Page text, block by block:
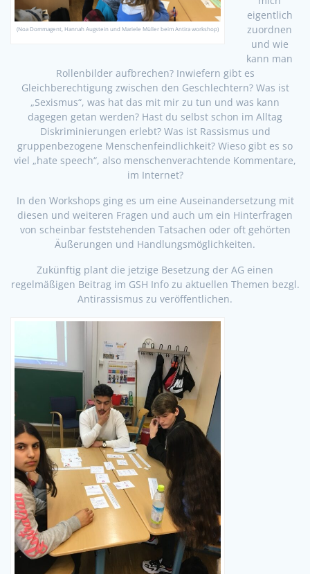
(Noa Dommagent, Hannah Augstein und Mariele Müller beim Antira workshop)
eigentlich
zuordnen
und wie
kann man
Rollenbilder aufbrechen? Inwiefern gibt es
Gleichberechtigung zwischen den Geschlechtern? Was ist
„Sexismus“, was hat das mit mir zu tun und was kann
dagegen getan werden? Hast du selbst schon im Alltag
Diskriminierungen erlebt? Was ist Rassismus und
gruppenbezogene Menschenfeindlichkeit? Wieso gibt es so
viel „hate speech“, also menschenverachtende Kommentare,
im Internet?
In den Workshops ging es um eine Auseinandersetzung mit
diesen und weiteren Fragen und auch um ein Hinterfragen
von scheinbar feststehenden Tatsachen oder oft gehörten
Äußerungen und Handlungsmöglichkeiten.
Zukünftig plant die jetzige Besetzung der AG einen
regelmäßigen Beitrag im GSH Info zu aktuellen Themen bezgl.
Antirassismus zu veröffentlichen.